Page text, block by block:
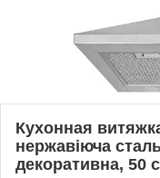
Кухонная
нержавіюча
декоративна, 50